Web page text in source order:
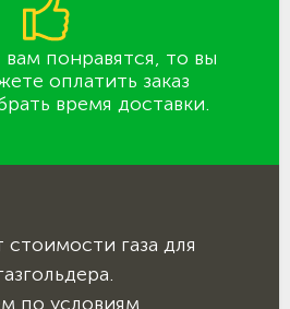
вам понравятся, то вы
оплатить заказ
время доставки.
стоимости газа для
по условиям